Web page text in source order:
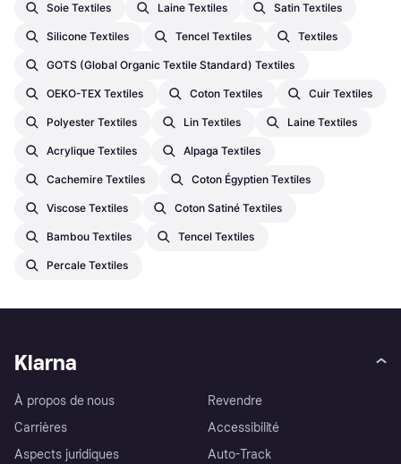
Soie Textiles Laine Textiles Satin Textiles
Silicone Textiles Tencel Textiles Textiles
GOTS (Global Organic Textile Standard) Textiles
OEKO-TEX Textiles Coton Textiles Cuir Textiles
Polyester Textiles Lin Textiles Laine Textiles
Acrylique Textiles Alpaga Textiles
Cachemire Textiles Coton Égyptien Textiles
Viscose Textiles Coton Satiné Textiles
Bambou Textiles Tencel Textiles
Percale Textiles
Klarna
À propos de nous
Carrières
Aspects juridiques
Revendre
Accessibilité
Auto-Track